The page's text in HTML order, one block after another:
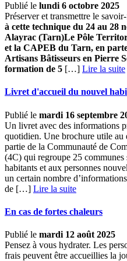
Publié le lundi 6 octobre 2025
Préserver et transmettre le
à cette technique du 24 au 28
Alayrac (Tarn)Le Pôle
et la CAPEB du Tarn, en
Artisans Bâtisseurs en Pierre
formation de 5 […] ­ Lire la suite
Livret d'accueil du nouvel
Publié le mardi 16 septembre
Un livret avec des informations
quotidien. Une brochure utile
partie de la Communauté de
(4C) qui regroupe 25
habitants et aux personnes
un certain nombre
de […] ­ Lire la suite
En cas de fortes chaleurs
Publié le mardi 12 août 2025
Pensez à vous hydrater. Les
frais peuvent être accueillies la